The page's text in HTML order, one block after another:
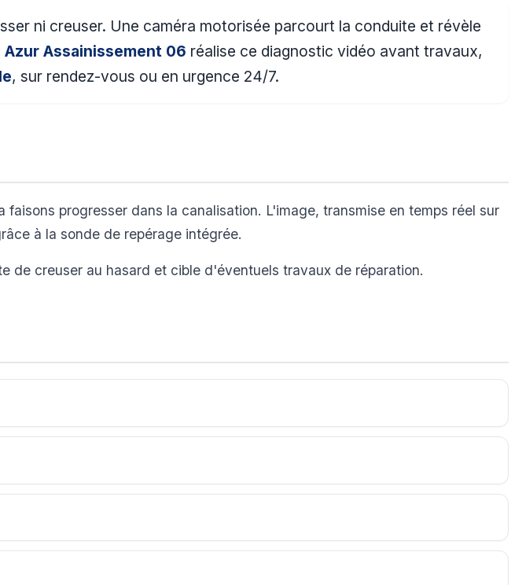
ni creuser. Une caméra motorisée parcourt la conduite et révèle
Azur Assainissement 06 réalise ce diagnostic vidéo avant travaux,
, sur rendez-vous ou en urgence 24/7.
progresser dans la canalisation. L'image, transmise en temps réel sur
à la sonde de repérage intégrée.
de creuser au hasard et cible d'éventuels travaux de réparation.